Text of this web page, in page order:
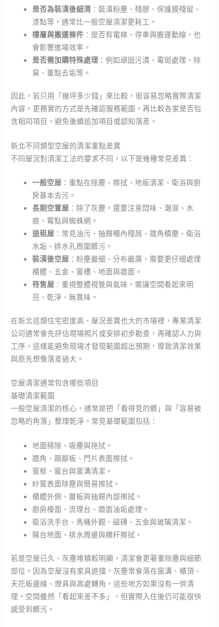
是否為裝潢後細清 ：裝潢粉塵、殘膠、保護膜殘留、
漆點等，通常比一般空屋清潔更耗工。
樓層與搬運條件 ：是否有電梯、停車與搬運動線，也
會影響進場效率。
是否需加購特殊處理 ：例如頑固污漬、霉斑處理、除
臭、重點去垢等。
因此，若只用「幾坪多少錢」來比較，很容易忽略實際清潔
內容。更務實的方式是先確認服務範圍，再比較各家是否包
含相同項目，避免後續追加項目或認知落差。
新北不同類型空屋的清潔重點差異
不同屋況對清潔工法的要求不同，以下是幾種常見差異：
一般空屋 ：重點在除塵、擦拭、地板清潔、衛浴與廚
房基本去污。
長期空置屋 ：除了灰塵，還要注意悶味、潮濕、水
痕、霉點與蜘蛛網。
退租屋 ：常見油污、抽屜櫃內殘屑、牆角積塵、衛浴
水垢、排水孔周圍髒污。
裝潢後空屋 ：粉塵最細、分布最廣，需要更仔細處理
櫃體、五金、窗槽、地面與牆面。
待售屋 ：重視整體視覺與氣味，需讓空間看起來明
亮、乾淨、無異味。
在新北這類住宅密度高、屋況差異也大的市場裡，專業清潔
公司通常會先評估現場照片或安排初步勘查，再確認人力與
工序。這樣能避免現場才發現範圍超出預期，導致清潔效果
與原先想像落差過大。
空屋清潔通常包含哪些項目
基礎清潔範圍
一般空屋清潔的核心，通常是把「看得見的髒」與「容易被
忽略的角落」整理乾淨。常見基礎範圍包括：
地面掃除、吸塵與拖拭。
牆角、踢腳板、門片表面擦拭。
窗框、窗台與窗溝清潔。
紗窗表面除塵與簡易擦拭。
櫃體外側、層板與抽屜內部擦拭。
廚房檯面、流理台、牆面油垢處理。
衛浴洗手台、馬桶外觀、磁磚、五金與玻璃清潔。
陽台地面、排水周邊與欄杆擦拭。
若是空屋已久、灰塵堆積較明顯，清潔會更著重除塵與細節
部位。因為空屋沒有家具遮擋，灰塵常會落在窗溝、櫃頂、
天花板邊緣、燈具與高處轉角，這些地方如果沒有一併清
理，空間雖然「看起來差不多」，但實際入住後仍可能很快
感受到髒污。